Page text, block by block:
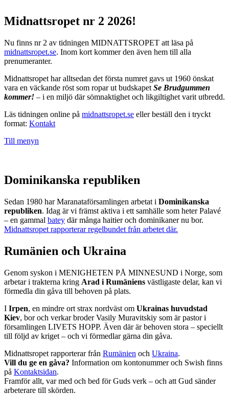
Midnattsropet nr 2 2026!
Nu finns nr 2 av tidningen MIDNATTSROPET att läsa på
midnattsropet.se. Inom kort kommer den även hem till alla
prenumeranter.
Midnattsropet har alltsedan det första numret gavs ut 1960 önskat
vara en väckande röst som ropar ut budskapet Se Brudgummen
kommer! – i en miljö där sömnaktighet och likgiltighet varit utbredd.
Läs tidningen online på midnattsropet.se eller beställ den i tryckt
format: Kontakt
Till menyn
Dominikanska republiken
Sedan 1980 har Maranataförsamlingen arbetat i Dominikanska
republiken. Idag är vi främst aktiva i ett samhälle som heter Palavé
– en gammal batey där många haitier och dominikaner nu bor.
Midnattsropet rapporterar regelbundet från arbetet där.
Rumänien och Ukraina
Genom syskon i MENIGHETEN PÅ MINNESUND i Norge, som
arbetar i trakterna kring Arad i Rumäniens västligaste delar, kan vi
förmedla din gåva till behoven på plats.
I Irpen, en mindre ort strax nordväst om Ukrainas huvudstad
Kiev, bor och verkar broder Vasily Muravitskiy som är pastor i
församlingen LIVETS HOPP. Även där är behoven stora – speciellt
till följd av kriget – och vi förmedlar gärna din gåva.
Midnattsropet rapporterar från Rumänien och Ukraina.
Vill du ge en gåva? Information om kontonummer och Swish finns
på Kontaktsidan.
Framför allt, var med och bed för Guds verk – och att Gud sänder
arbeterare till skörden.